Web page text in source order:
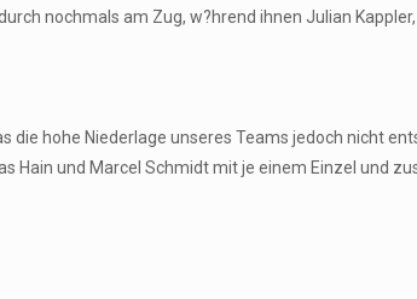
nochmals am Zug, w?hrend ihnen Julian
die hohe Niederlage unseres Teams jedoch nicht
Hain und Marcel Schmidt mit je einem Einzel und